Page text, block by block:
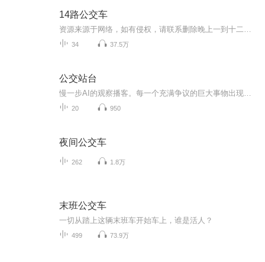
14路公交车
34 37.5万
公交站台
20 950
夜间公交车
262 1.8万
末班公交车
一切从踏上这辆末班车开始车上，谁是活人？
499 73.9万